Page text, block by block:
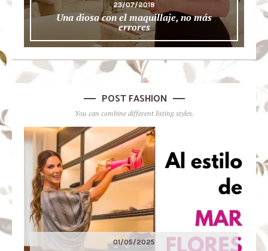
23/07/2018
Una diosa con el maquillaje, no más
errores
POST FASHION
You can combine different listing styles.
01/05/2025